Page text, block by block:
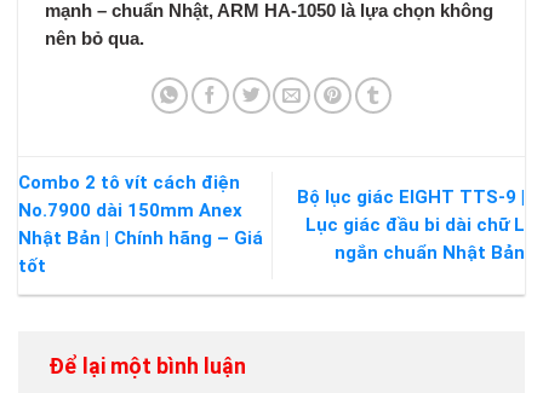
mạnh – chuẩn Nhật, ARM HA-1050 là lựa chọn không
nên bỏ qua.
Combo 2 tô vít cách điện
No.7900 dài 150mm Anex
Nhật Bản | Chính hãng – Giá
tốt
Bộ lục giác EIGHT TTS-9 |
Lục giác đầu bi dài chữ L
ngắn chuẩn Nhật Bản
Để lại một bình luận